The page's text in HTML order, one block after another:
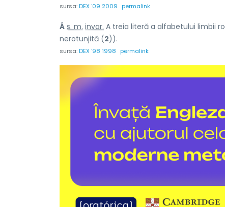
sursa:DEX '09 2009 permalink
Â s. m. invar. A treia literă a alfabetului limbii
nerotunjită (2)).
sursa:DEX '98 1998 permalink